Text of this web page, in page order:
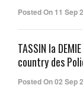
Posted On 11 Sep
TASSIN la
country des
Posted On 02 Sep